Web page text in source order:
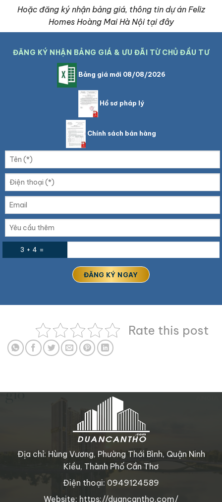
Hoặc đăng ký nhận bảng giá, thông tin dự án Feliz
Homes Hoàng Mai Hà Nội tại đây
ĐĂNG KÝ NHẬN BẢNG GIÁ & ƯU ĐÃI TỪ CHỦ ĐẦU TƯ
Bảng giá mới 08/08/2026
Hồ sơ pháp lý
Chính sách bán hàng
3 + 4 =
Rate this post
Địa chỉ: Hùng Vương, Phường Thới Bình, Quận Ninh
Kiều, Thành Phố Cần Thơ
Điện thoại: 0949124589
Website: https://duancantho.com/